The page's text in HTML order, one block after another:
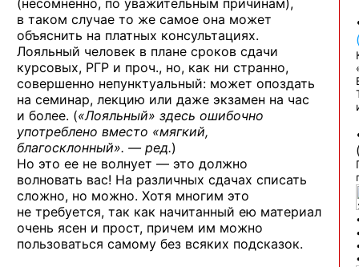
(несомненно, по уважительным причинам),
в таком случае то же самое она может
объяснить на платных консультациях.
Лояльный человек в плане сроков сдачи
курсовых, РГР и проч., но, как ни странно,
совершенно непунктуальный: может опоздать
на семинар, лекцию или даже экзамен на час
и более. («Лояльный» здесь ошибочно
употреблено вместо «мягкий,
благосклонный». — ред.)
Но это ее не волнует — это должно
волновать вас! На различных сдачах списать
сложно, но можно. Хотя многим это
не требуется, так как начитанный ею материал
очень ясен и прост, причем им можно
пользоваться самому без всяких подсказок.